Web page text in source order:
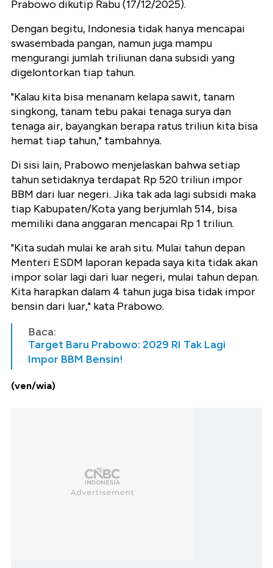
Prabowo dikutip Rabu (17/12/2025).
Dengan begitu, Indonesia tidak hanya mencapai
swasembada pangan, namun juga mampu
mengurangi jumlah triliunan dana subsidi yang
digelontorkan tiap tahun.
"Kalau kita bisa menanam kelapa sawit, tanam
singkong, tanam tebu pakai tenaga surya dan
tenaga air, bayangkan berapa ratus triliun kita bisa
hemat tiap tahun," tambahnya.
Di sisi lain, Prabowo menjelaskan bahwa setiap
tahun setidaknya terdapat Rp 520 triliun impor
BBM dari luar negeri. Jika tak ada lagi subsidi maka
tiap Kabupaten/Kota yang berjumlah 514, bisa
memiliki dana anggaran mencapai Rp 1 triliun.
"Kita sudah mulai ke arah situ. Mulai tahun depan
Menteri ESDM laporan kepada saya kita tidak akan
impor solar lagi dari luar negeri, mulai tahun depan.
Kita harapkan dalam 4 tahun juga bisa tidak impor
bensin dari luar," kata Prabowo.
Baca:
Target Baru Prabowo: 2029 RI Tak Lagi
Impor BBM Bensin!
(ven/wia)